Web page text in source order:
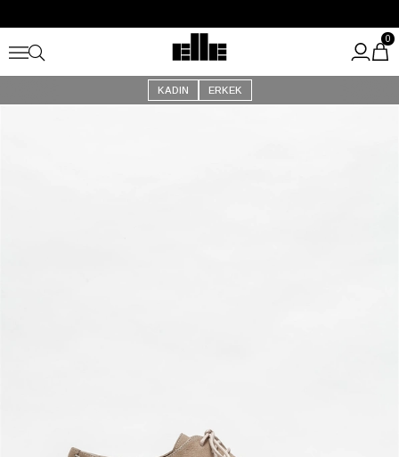
Kargo Ücretsiz!
KADIN ERKEK
0